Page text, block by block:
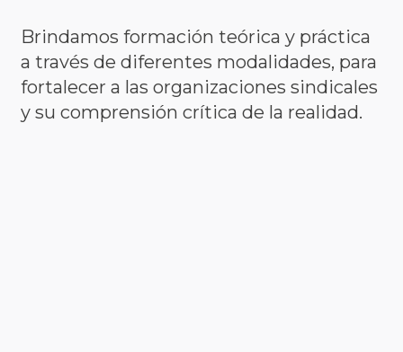
Brindamos formación teórica y práctica
a través de diferentes modalidades, para
fortalecer a las organizaciones sindicales
y su comprensión crítica de la realidad.